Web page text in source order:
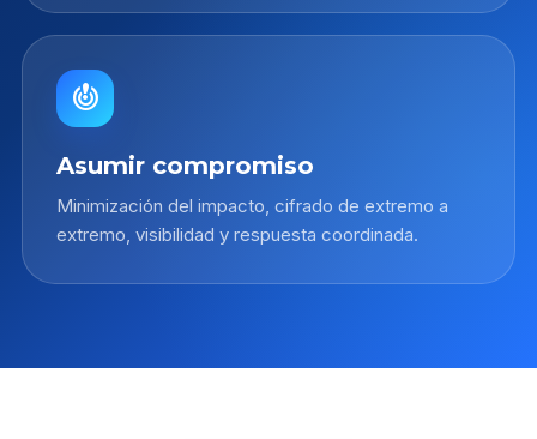
crisis_alert
Asumir compromiso
Minimización del impacto, cifrado de extremo a
extremo, visibilidad y respuesta coordinada.